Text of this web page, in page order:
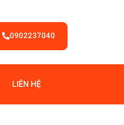
0902237040
LIÊN HỆ